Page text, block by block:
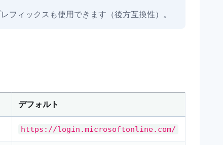
フィックスも使用できます（後方互換性）。
デフォルト
https://login.microsoftonline.com/